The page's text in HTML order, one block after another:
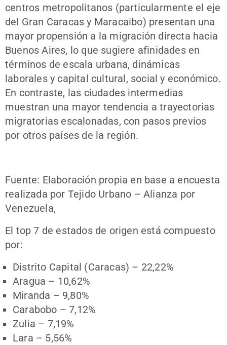
centros metropolitanos (particularmente el eje
del Gran Caracas y Maracaibo) presentan una
mayor propensión a la migración directa hacia
Buenos Aires, lo que sugiere afinidades en
términos de escala urbana, dinámicas
laborales y capital cultural, social y económico.
En contraste, las ciudades intermedias
muestran una mayor tendencia a trayectorias
migratorias escalonadas, con pasos previos
por otros países de la región.
Fuente: Elaboración propia en base a encuesta
realizada por Tejido Urbano – Alianza por
Venezuela,
El top 7 de estados de origen está compuesto
por:
Distrito Capital (Caracas) – 22,22%
Aragua – 10,62%
Miranda – 9,80%
Carabobo – 7,12%
Zulia – 7,19%
Lara – 5,56%